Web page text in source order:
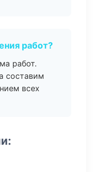
работ?
работ.
составим
всех